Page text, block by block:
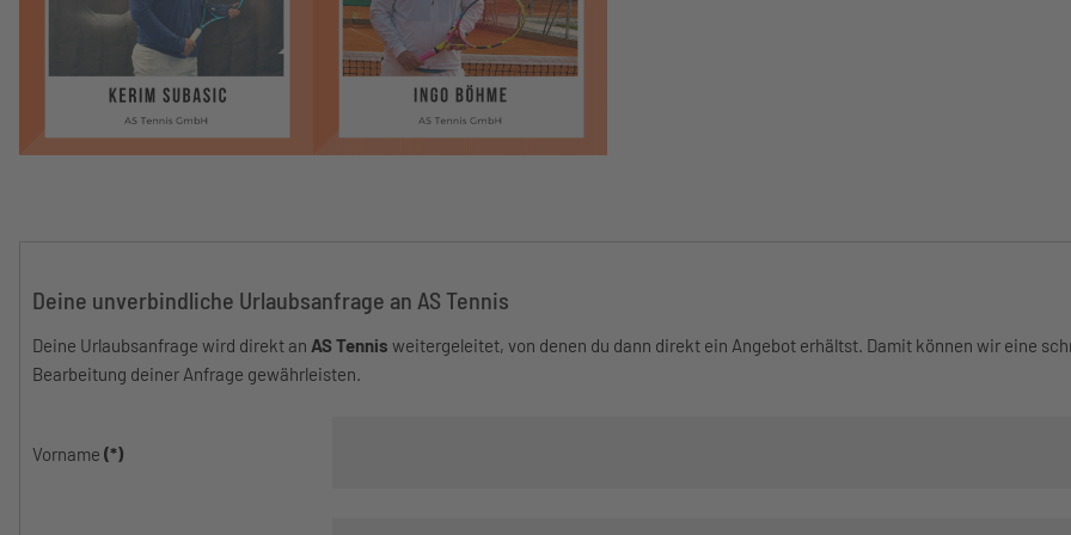
Deine unverbindliche Urlaubsanfrage an AS Tennis
Deine Urlaubsanfrage wird direkt an AS Tennis weitergeleitet, von denen du dann direkt ein Angebot erhältst. Damit können wir eine
Bearbeitung deiner Anfrage gewährleisten.
Vorname (*)